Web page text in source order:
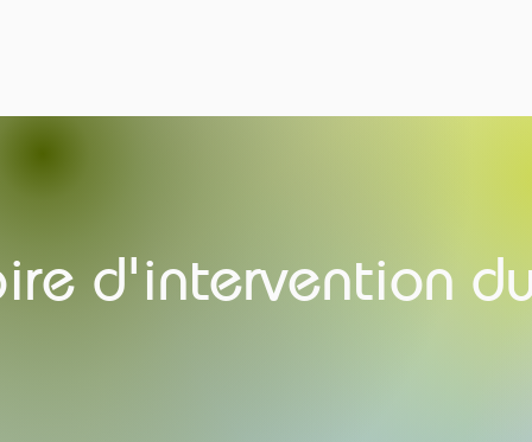
d'intervention